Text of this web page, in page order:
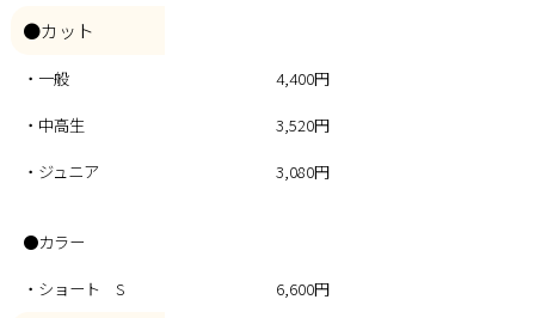
●カット
・一般 4,400円
・中高生 3,520円
・ジュニア 3,080円
●カラー
・ショート S 6,600円